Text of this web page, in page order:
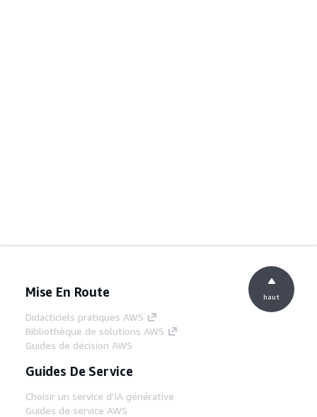
Mise En Route
Didacticiels pratiques AWS
Bibliothèque de solutions AWS
Guides de décision AWS
Guides De Service
Choisir un service d'IA générative
Guides de service AWS
haut